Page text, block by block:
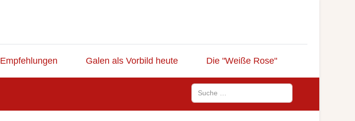
Empfehlungen Galen als Vorbild heute Die "Weiße Rose"
Suchen